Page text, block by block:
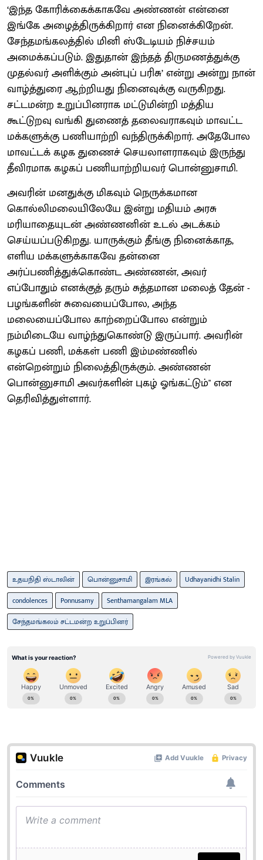
‘இந்த கோரிக்கைக்காகவே அண்ணன் என்னை
இங்கே அழைத்திருக்கிறார் என நினைக்கிறேன்.
சேந்தமங்கலத்தில் மினி ஸ்டேடியம் நிச்சயம்
அமைக்கப்படும். இதுதான் இந்தத் திருமணத்துக்கு
முதல்வர் அளிக்கும் அன்புப் பரிசு’ என்று அன்று நான்
வாழ்த்துரை ஆற்றியது நினைவுக்கு வருகிறது.
சட்டமன்ற உறுப்பினராக மட்டுமின்றி மத்திய
கூட்டுறவு வங்கி துணைத் தலைவராகவும் மாவட்ட
மக்களுக்கு பணியாற்றி வந்திருக்கிறார். அதேபோல
மாவட்டக் கழக துணைச் செயலாளராகவும் இருந்து
தீவிரமாக கழகப் பணியாற்றியவர் பொன்னுசாமி.
அவரின் மனதுக்கு மிகவும் நெருக்கமான
கொல்லிமலையிலேயே இன்று மதியம் அரசு
மரியாதையுடன் அண்ணனின் உடல் அடக்கம்
செய்யப்படுகிறது. யாருக்கும் தீங்கு நினைக்காத,
எளிய மக்களுக்காகவே தன்னை
அர்ப்பணித்துக்கொண்ட அண்ணன், அவர்
எப்போதும் எனக்குத் தரும் சுத்தமான மலைத் தேன் -
பழங்களின் சுவையைப்போல, அந்த
மலையைப்போல காற்றைப்போல என்றும்
நம்மிடையே வாழ்ந்துகொண்டு இருப்பார். அவரின்
கழகப் பணி, மக்கள் பணி இம்மண்ணில்
என்றென்றும் நிலைத்திருக்கும். அண்ணன்
பொன்னுசாமி அவர்களின் புகழ் ஓங்கட்டும்" என
தெரிவித்துள்ளார்.
உதயநிதி ஸ்டாலின் பொன்னுசாமி இரங்கல்
Udhayanidhi Stalin
condolences
Ponnusamy
Senthamangalam MLA
சேந்தமங்கலம் சட்டமன்ற உறுப்பினர்